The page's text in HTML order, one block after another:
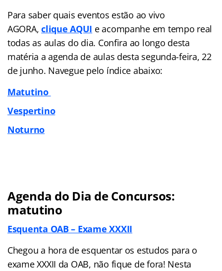
Para saber quais eventos estão ao vivo
AGORA,clique AQUI e acompanhe em tempo real
todas as aulas do dia. Confira ao longo desta
matéria a agenda de aulas desta segunda-feira, 22
de junho. Navegue pelo índice abaixo:
Matutino
Vespertino
Noturno
Agenda do Dia de Concursos:
matutino
Esquenta OAB – Exame XXXII
Chegou a hora de esquentar os estudos para o
exame XXXII da OAB, não fique de fora! Nesta